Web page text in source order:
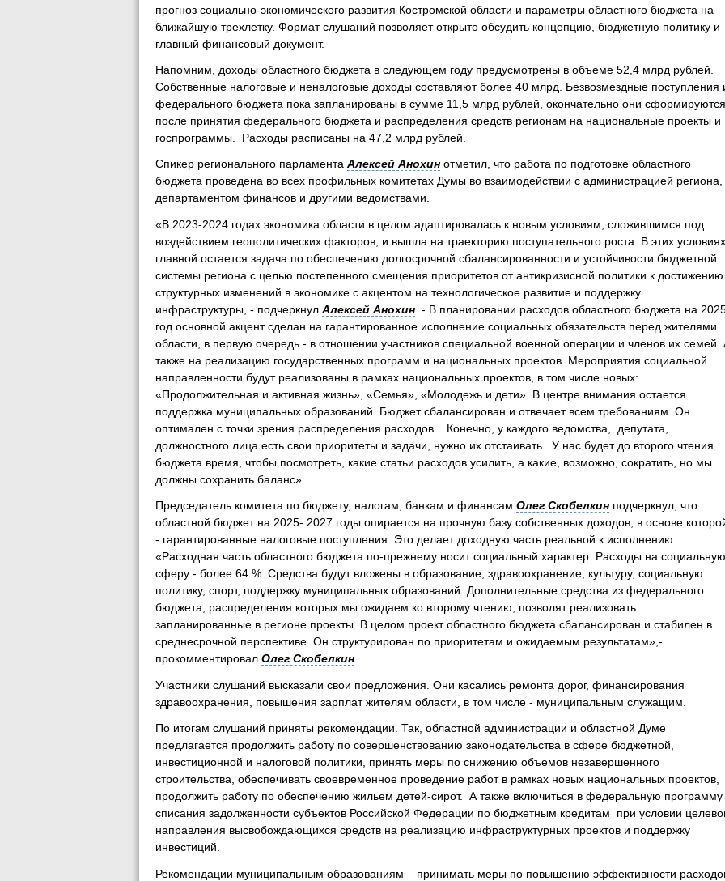
прогноз социально-экономического развития Костромской области и параметры областного бюджета на
ближайшую трехлетку. Формат слушаний позволяет открыто обсудить концепцию, бюджетную политику и
главный финансовый документ.
Напомним, доходы областного бюджета в следующем году предусмотрены в объеме 52,4 млрд рублей.
Собственные налоговые и неналоговые доходы составляют более 40 млрд. Безвозмездные поступления
федерального бюджета пока запланированы в сумме 11,5 млрд рублей, окончательно они сформируются
после принятия федерального бюджета и распределения средств регионам на национальные проекты и
госпрограммы. Расходы расписаны на 47,2 млрд рублей.
Спикер регионального парламента Алексей Анохин отметил, что работа по подготовке областного
бюджета проведена во всех профильных комитетах Думы во взаимодействии с администрацией региона,
департаментом финансов и другими ведомствами.
«В 2023-2024 годах экономика области в целом адаптировалась к новым условиям, сложившимся под
воздействием геополитических факторов, и вышла на траекторию поступательного роста. В этих условиях
главной остается задача по обеспечению долгосрочной сбалансированности и устойчивости бюджетной
системы региона с целью постепенного смещения приоритетов от антикризисной политики к достижению
структурных изменений в экономике с акцентом на технологическое развитие и поддержку
инфраструктуры, - подчеркнул Алексей Анохин . - В планировании расходов областного бюджета на
год основной акцент сделан на гарантированное исполнение социальных обязательств перед жителями
области, в первую очередь - в отношении участников специальной военной операции и членов их семей.
также на реализацию государственных программ и национальных проектов. Мероприятия социальной
направленности будут реализованы в рамках национальных проектов, в том числе новых:
«Продолжительная и активная жизнь», «Семья», «Молодежь и дети». В центре внимания остается
поддержка муниципальных образований. Бюджет сбалансирован и отвечает всем требованиям. Он
оптимален с точки зрения распределения расходов. Конечно, у каждого ведомства, депутата,
должностного лица есть свои приоритеты и задачи, нужно их отстаивать. У нас будет до второго чтения
бюджета время, чтобы посмотреть, какие статьи расходов усилить, а какие, возможно, сократить, но мы
должны сохранить баланс».
Председатель комитета по бюджету, налогам, банкам и финансам Олег Скобелкин подчеркнул, что
областной бюджет на 2025- 2027 годы опирается на прочную базу собственных доходов, в основе
- гарантированные налоговые поступления. Это делает доходную часть реальной к исполнению.
«Расходная часть областного бюджета по-прежнему носит социальный характер. Расходы на социальную
сферу - более 64 %. Средства будут вложены в образование, здравоохранение, культуру, социальную
политику, спорт, поддержку муниципальных образований. Дополнительные средства из федерального
бюджета, распределения которых мы ожидаем ко второму чтению, позволят реализовать
запланированные в регионе проекты. В целом проект областного бюджета сбалансирован и стабилен в
среднесрочной перспективе. Он структурирован по приоритетам и ожидаемым результатам»,-
прокомментировал Олег Скобелкин.
Участники слушаний высказали свои предложения. Они касались ремонта дорог, финансирования
здравоохранения, повышения зарплат жителям области, в том числе - муниципальным служащим.
По итогам слушаний приняты рекомендации. Так, областной администрации и областной Думе
предлагается продолжить работу по совершенствованию законодательства в сфере бюджетной,
инвестиционной и налоговой политики, принять меры по снижению объемов незавершенного
строительства, обеспечивать своевременное проведение работ в рамках новых национальных проектов,
продолжить работу по обеспечению жильем детей-сирот. А также включиться в федеральную программу
списания задолженности субъектов Российской Федерации по бюджетным кредитам при условии
направления высвобождающихся средств на реализацию инфраструктурных проектов и поддержку
инвестиций.
Рекомендации муниципальным образованиям – принимать меры по повышению эффективности